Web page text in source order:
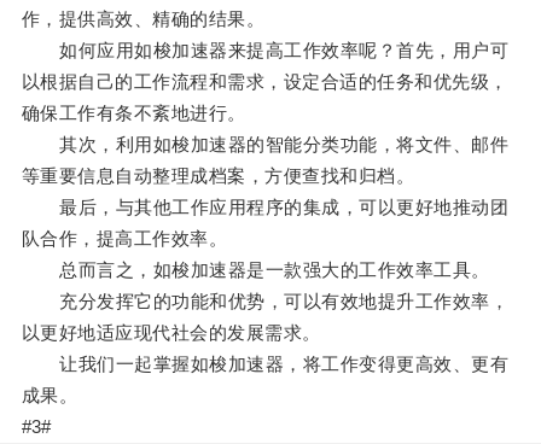
作，提供高效、精确的结果。
如何应用如梭加速器来提高工作效率呢？首先，用户可
以根据自己的工作流程和需求，设定合适的任务和优先级，
确保工作有条不紊地进行。
其次，利用如梭加速器的智能分类功能，将文件、邮件
等重要信息自动整理成档案，方便查找和归档。
最后，与其他工作应用程序的集成，可以更好地推动团
队合作，提高工作效率。
总而言之，如梭加速器是一款强大的工作效率工具。
充分发挥它的功能和优势，可以有效地提升工作效率，
以更好地适应现代社会的发展需求。
让我们一起掌握如梭加速器，将工作变得更高效、更有
成果。
#3#